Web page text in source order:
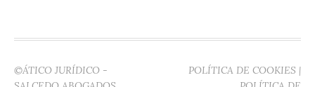
©ÁTICO JURÍDICO -
POLÍTICA DE COOKIES |